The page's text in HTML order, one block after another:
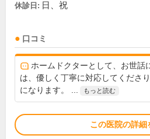
休診日: 日、祝
口コミ
ホームドクターとして、お世話
は、優しく丁寧に対応してくださ
になります。 ...
もっと読む
この医院の詳細